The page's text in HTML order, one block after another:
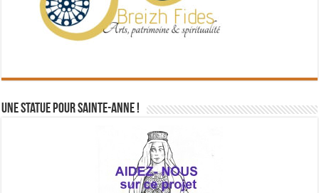
Une statue pour Sainte-Anne !